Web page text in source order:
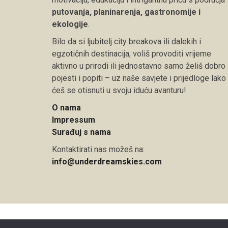
putovanja, planinarenja, gastronomije i
ekologije.
Bilo da si ljubitelj city breakova ili dalekih i
egzotičnih destinacija, voliš provoditi vrijeme
aktivno u prirodi ili jednostavno samo želiš dobro
pojesti i popiti – uz naše savjete i prijedloge lako
ćeš se otisnuti u svoju iduću avanturu!
O nama
Impressum
Surađuj s nama
Kontaktirati nas možeš na:
info@underdreamskies.com